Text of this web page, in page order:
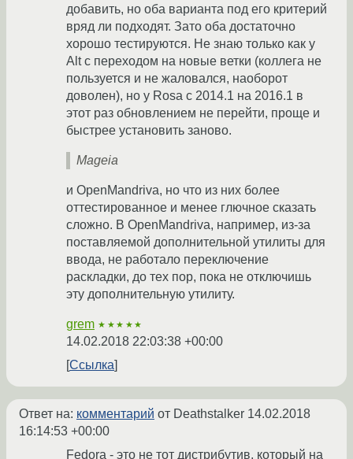
добавить, но оба варианта под его критерий
вряд ли подходят. Зато оба достаточно
хорошо тестируются. Не знаю только как у
Alt с переходом на новые ветки (коллега не
пользуется и не жаловался, наоборот
доволен), но у Rosa с 2014.1 на 2016.1 в
этот раз обновлением не перейти, проще и
быстрее установить заново.
Mageia
и OpenMandriva, но что из них более
оттестированное и менее глючное сказать
сложно. В OpenMandriva, например, из-за
поставляемой дополнительной утилиты для
ввода, не работало переключение
раскладки, до тех пор, пока не отключишь
эту дополнительную утилиту.
grem ★★★★★
14.02.2018 22:03:38 +00:00
Ссылка
Ответ на: комментарий от Deathstalker 14.02.2018
16:14:53 +00:00
Fedora - это не тот дистрибутив, который на